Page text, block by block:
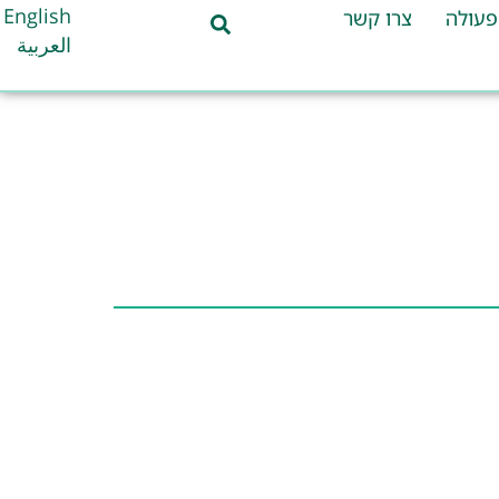
צרו קשר
English
العربية